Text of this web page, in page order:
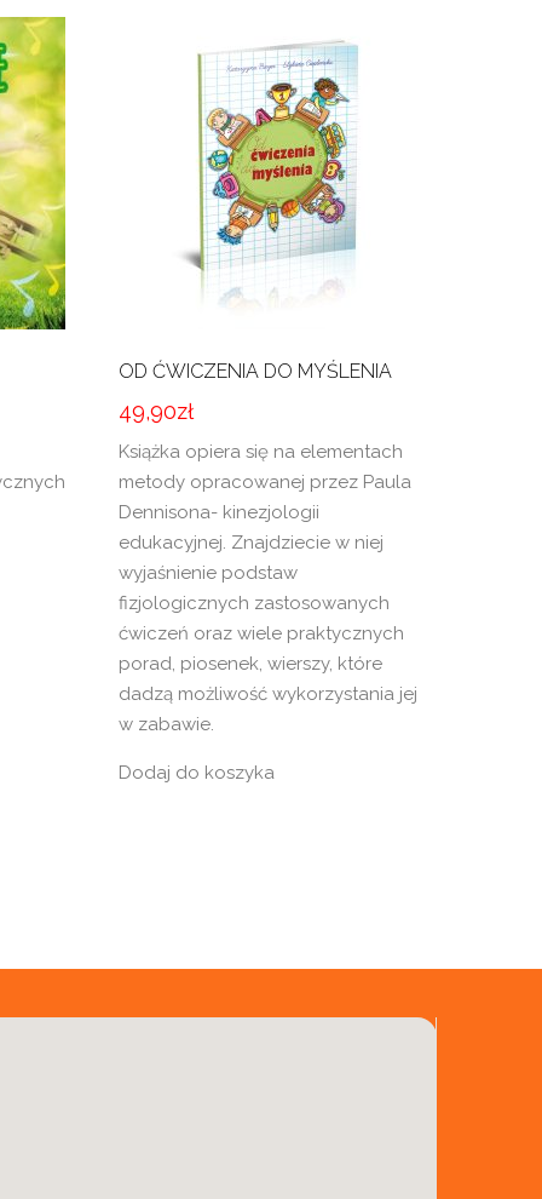
OD ĆWICZENIA DO MYŚLENIA
49,90zł
Książka opiera się na elementach
metody opracowanej przez Paula
Dennisona- kinezjologii
edukacyjnej. Znajdziecie w niej
wyjaśnienie podstaw
fizjologicznych zastosowanych
ćwiczeń oraz wiele praktycznych
porad, piosenek, wierszy, które
dadzą możliwość wykorzystania jej
w zabawie.
Dodaj do koszyka